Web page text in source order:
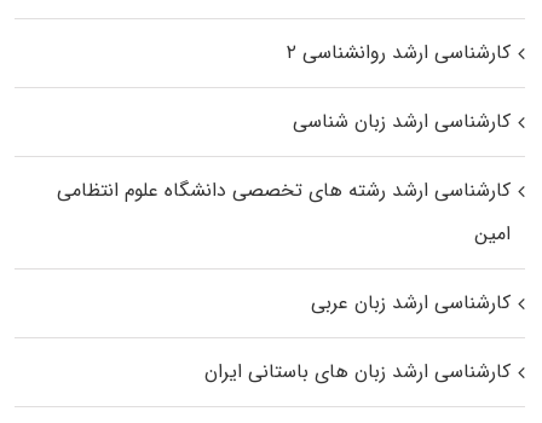
کارشناسی ارشد روانشناسی ۲
کارشناسی ارشد زبان شناسی
کارشناسی ارشد رﺷﺘﻪ ﻫﺎی تخصصی داﻧﺸﮕﺎه ﻋﻠﻮم انتظامی
اﻣﻴﻦ
کارشناسی ارشد زبان عربی
کارشناسی ارشد زبان‌ های باستانی ایران